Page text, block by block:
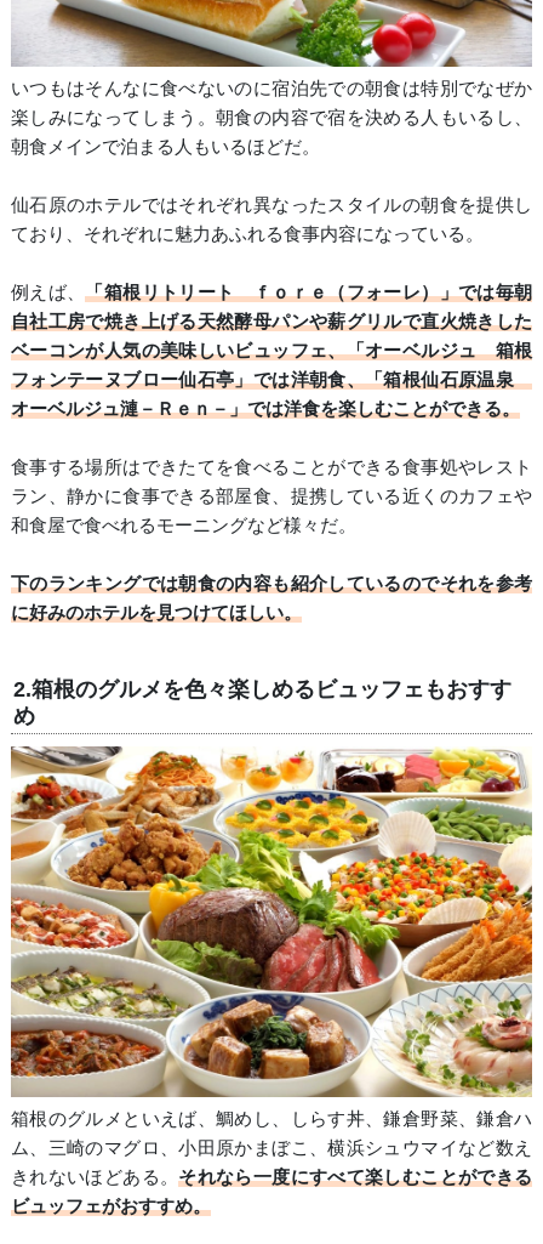
いつもはそんなに食べないのに宿泊先での朝食は特別でなぜか
楽しみになってしまう。朝食の内容で宿を決める人もいるし、
朝食メインで泊まる人もいるほどだ。
仙石原のホテルではそれぞれ異なったスタイルの朝食を提供し
ており、それぞれに魅力あふれる食事内容になっている。
例えば、「箱根リトリート ｆｏｒｅ（フォーレ）」では毎朝
自社工房で焼き上げる天然酵母パンや薪グリルで直火焼きした
ベーコンが人気の美味しいビュッフェ、「オーベルジュ 箱根
フォンテーヌブロー仙石亭」では洋朝食、「箱根仙石原温泉
オーベルジュ漣－Ｒｅｎ－」では洋食を楽しむことができる。
食事する場所はできたてを食べることができる食事処やレスト
ラン、静かに食事できる部屋食、提携している近くのカフェや
和食屋で食べれるモーニングなど様々だ。
下のランキングでは朝食の内容も紹介しているのでそれを参考
に好みのホテルを見つけてほしい。
2.箱根のグルメを色々楽しめるビュッフェもおすす
め
箱根のグルメといえば、鯛めし、しらす丼、鎌倉野菜、鎌倉ハ
ム、三崎のマグロ、小田原かまぼこ、横浜シュウマイなど数え
きれないほどある。それなら一度にすべて楽しむことができる
ビュッフェがおすすめ。